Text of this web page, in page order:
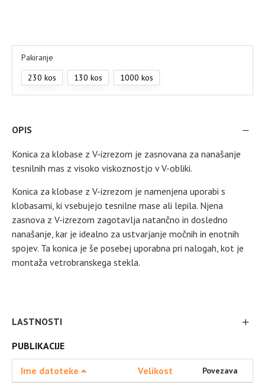
Pakiranje
230 kos
130 kos 1000 kos
OPIS
Konica za klobase z V-izrezom je zasnovana za nanašanje
tesnilnih mas z visoko viskoznostjo v V-obliki.
Konica za klobase z V-izrezom je namenjena uporabi s
klobasami, ki vsebujejo tesnilne mase ali lepila. Njena
zasnova z V-izrezom zagotavlja natančno in dosledno
nanašanje, kar je idealno za ustvarjanje močnih in enotnih
spojev. Ta konica je še posebej uporabna pri nalogah, kot je
montaža vetrobranskega stekla.
LASTNOSTI
PUBLIKACIJE
Ime datoteke Velikost Povezava